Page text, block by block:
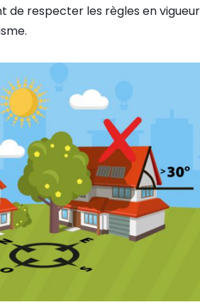
de respecter les règles en vigueur